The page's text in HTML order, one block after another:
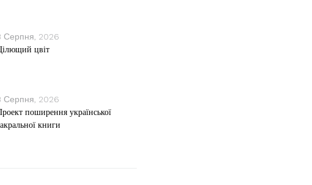
Серпня, 2026
цвіт
Серпня, 2026
поширення української
книги